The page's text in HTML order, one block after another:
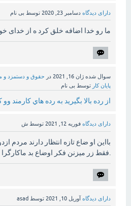
دارای دیدگاه دسامبر 23, 2020 توسط بی نام
ما رو خدا اضافه خلق کرد ه از خدای
سوال شده ژان 16, 2021 در حقوق و دستمزد و
پایان کار توسط بی نام
از رده بالا بگيريد به رده هاي كارمند وو
دارای دیدگاه فوریه 12, 2021 توسط ش
بااین او ضاع تازه انتظار دارند مردم
.فقط زر میزنن فکر اوضاع بد ماکارگرا
دارای دیدگاه آوریل 10, 2021 توسط asad